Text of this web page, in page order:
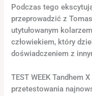
Podczas tego
przeprowadzić z
utytułowanym
człowiekiem, który
doświadczeniem z
TEST WEEK Tandhem
przetestowania